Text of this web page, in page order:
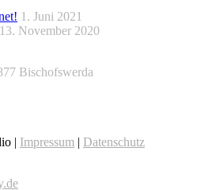
1. Juni 2021
13. November 2020
Bischofswerda
| Impressum | Datenschutz